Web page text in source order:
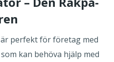
perfekt för företag med
kan behöva hjälp med